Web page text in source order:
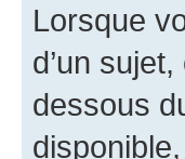
Lorsque
d’un
dessous